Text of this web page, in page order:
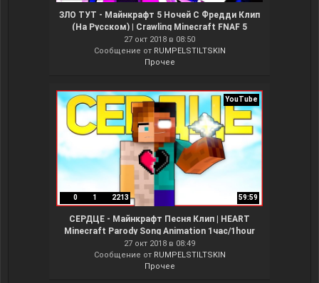
ЗЛО ТУТ - Майнкрафт 5 Ночей С Фредди Клип
(На Русском) | Crawling Minecraft FNAF 5
Animation Song
27 окт 2018 в 08:50
Сообщение от RUMPELSTILTSKIN
Прочее
YouTube
0 1 2213 59:59
СЕРДЦЕ - Майнкрафт Песня Клип | HEART
Minecraft Parody Song Animation 1час/1hour
27 окт 2018 в 08:49
Сообщение от RUMPELSTILTSKIN
Прочее